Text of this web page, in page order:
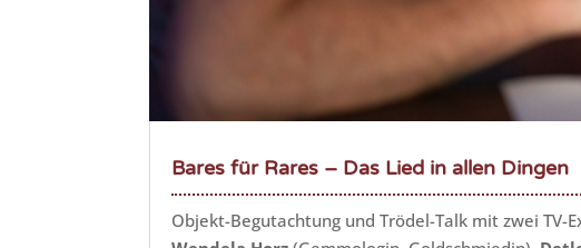
Bares für Rares – Das Lied in allen Dingen
Objekt-Begutachtung und Trödel-Talk mit zwei TV-